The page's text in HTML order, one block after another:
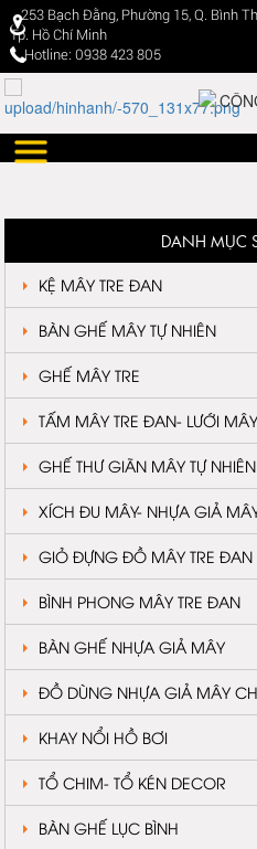
253 Bạch Đằng, Phường 15, Q. Bình
Tp. Hồ Chí Minh
Hotline: 0938 423 805
DANH MỤC
KỆ MÂY TRE ĐAN
BÀN GHẾ MÂY TỰ NHIÊN
GHẾ MÂY TRE
TẤM MÂY TRE ĐAN- LƯỚI
GHẾ THƯ GIÃN MÂY TỰ NHIÊN
XÍCH ĐU MÂY- NHỰA GIẢ
GIỎ ĐỰNG ĐỒ MÂY TRE ĐAN
BÌNH PHONG MÂY TRE ĐAN
BÀN GHẾ NHỰA GIẢ MÂY
ĐỒ DÙNG NHỰA GIẢ MÂY
KHAY NỔI HỒ BƠI
TỔ CHIM- TỔ KÉN DECOR
BÀN GHẾ LỤC BÌNH